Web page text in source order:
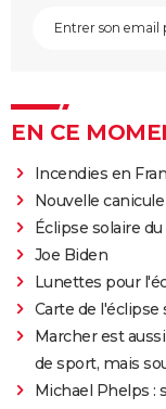
EN CE
Incendies en
Nouvelle canicule
Éclipse solaire
Joe Biden
Lunettes pour
Carte de l'éclipse
Marcher est
de sport, mais
Michael Phelps :